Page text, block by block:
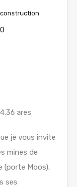
ares
je vous invite
mines de
(porte Moos),
ses